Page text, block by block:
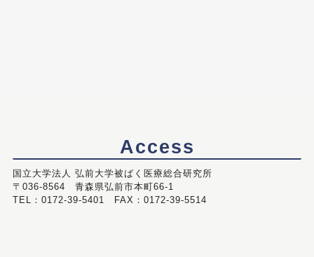
Access
国立大学法人 弘前大学被ばく医療総合研究所
〒036-8564 青森県弘前市本町66-1
TEL：0172-39-5401 FAX：0172-39-5514